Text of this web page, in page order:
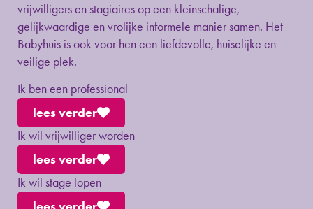
vrijwilligers en stagiaires op een kleinschalige,
gelijkwaardige en vrolijke informele manier samen. Het
Babyhuis is ook voor hen een liefdevolle, huiselijke en
veilige plek.
Ik ben een professional
lees verder
Ik wil vrijwilliger worden
lees verder
Ik wil stage lopen